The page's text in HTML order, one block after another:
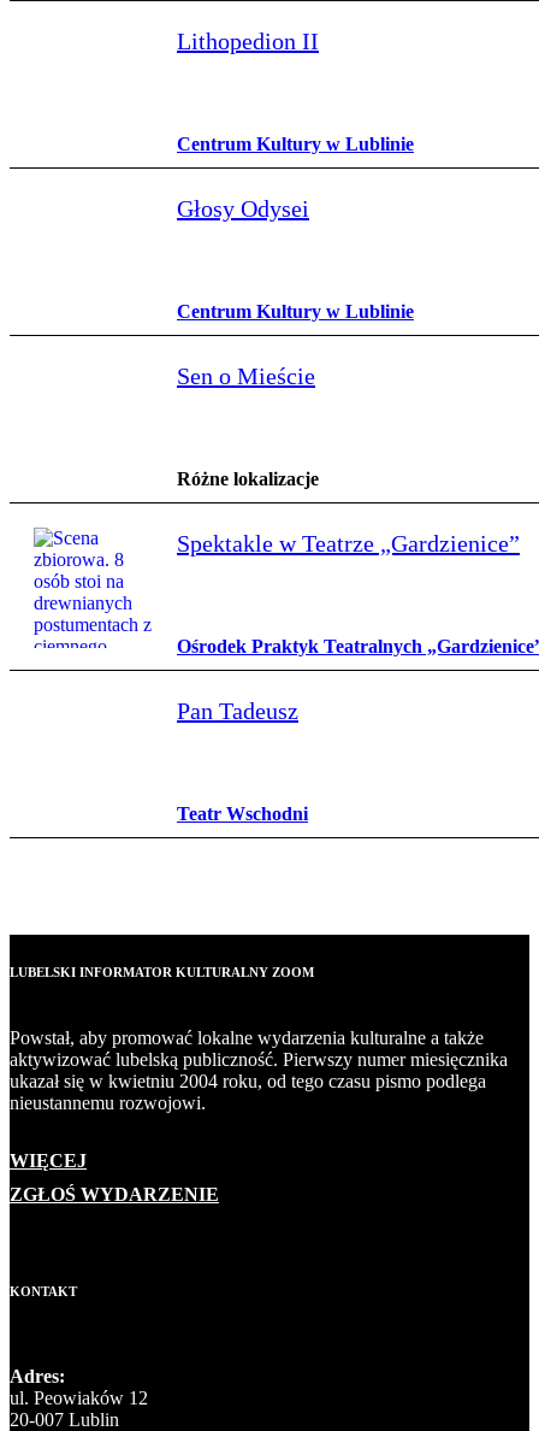
Lithopedion II
Centrum Kultury w Lublinie
Głosy Odysei
Centrum Kultury w Lublinie
Sen o Mieście
Różne lokalizacje
Spektakle w Teatrze „Gardzienice”
Ośrodek Praktyk Teatralnych
Pan Tadeusz
Teatr Wschodni
LUBELSKI INFORMATOR KULTURALNY ZOOM
Powstał, aby promować lokalne wydarzenia kulturalne a także
aktywizować lubelską publiczność. Pierwszy numer miesięcznika
ukazał się w kwietniu 2004 roku, od tego czasu pismo podlega
nieustannemu rozwojowi.
WIĘCEJ
ZGŁOŚ WYDARZENIE
KONTAKT
Adres:
ul. Peowiaków 12
20-007 Lublin